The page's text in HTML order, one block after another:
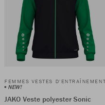
FEMMES VESTES
NEW!
JAKO Veste polyester Sonic